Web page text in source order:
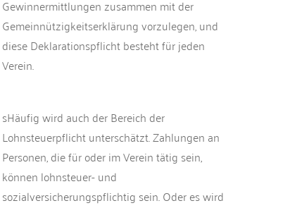
Gewinnermittlungen zusammen mit der
Gemeinnützigkeitserklärung vorzulegen, und
diese Deklarationspflicht besteht für jeden
Verein.
sHäufig wird auch der Bereich der
Lohnsteuerpflicht unterschätzt. Zahlungen an
Personen, die für oder im Verein tätig sein,
können lohnsteuer- und
sozialversicherungspflichtig sein. Oder es wird